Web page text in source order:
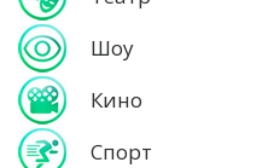
Шоу
Кино
Спорт